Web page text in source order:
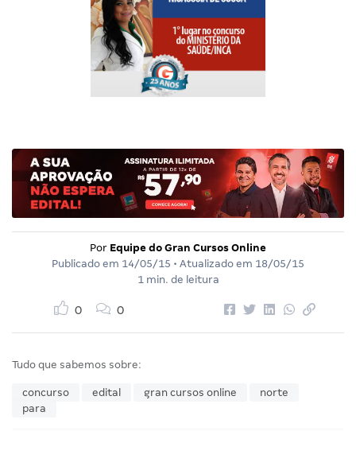
Por Equipe do Gran Cursos Online
Publicado em 14/05/15 • Atualizado em 18/05/15
1 min. de leitura
0 0
Tudo que sabemos sobre:
concurso edital gran cursos online
norte
para